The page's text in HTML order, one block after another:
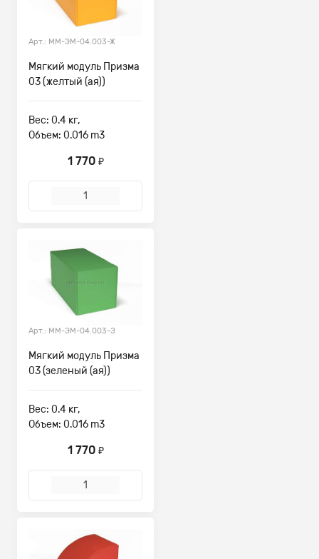
Арт.: ММ-ЭМ-04.003-Ж
Мягкий модуль Призма
03 (желтый (ая))
Вес: 0.4 кг,
Объем: 0.016 m3
1 770 ₽
Арт.: ММ-ЭМ-04.003-З
Мягкий модуль Призма
03 (зеленый (ая))
Вес: 0.4 кг,
Объем: 0.016 m3
1 770 ₽